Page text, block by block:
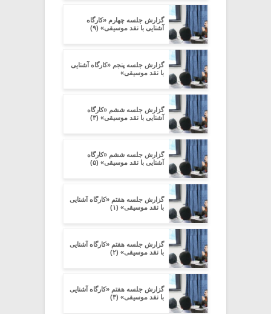
گزارش جلسه چهارم «کارگاه
آشنایی با نقد موسیقی» (۹)
گزارش جلسه پنجم «کارگاه آشنایی
با نقد موسیقی»
گزارش جلسه ششم «کارگاه
آشنایی با نقد موسیقی» (۳)
گزارش جلسه ششم «کارگاه
آشنایی با نقد موسیقی» (۵)
گزارش جلسه هفتم «کارگاه آشنایی
با نقد موسیقی» (۱)
گزارش جلسه هفتم «کارگاه آشنایی
با نقد موسیقی» (۲)
گزارش جلسه هفتم «کارگاه آشنایی
با نقد موسیقی» (۳)